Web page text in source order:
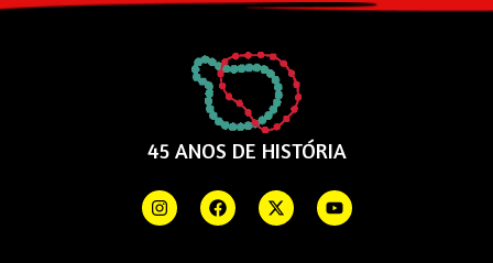
45 ANOS DE HISTÓRIA